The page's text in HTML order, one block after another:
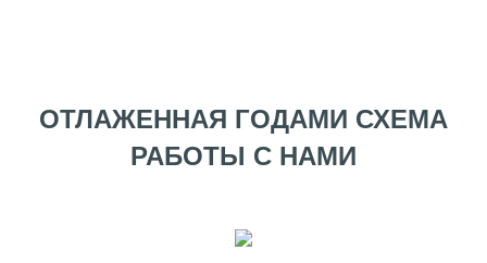
ОТЛАЖЕННАЯ ГОДАМИ СХЕМА
РАБОТЫ С НАМИ